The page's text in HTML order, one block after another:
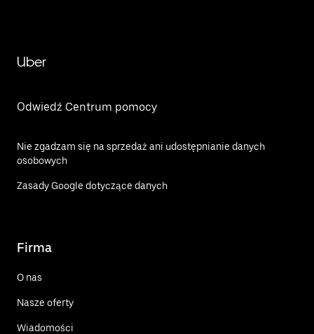
Uber
Odwiedź Centrum pomocy
Nie zgadzam się na sprzedaż ani udostępnianie danych
osobowych
Zasady Google dotyczące danych
Firma
O nas
Nasze oferty
Wiadomości